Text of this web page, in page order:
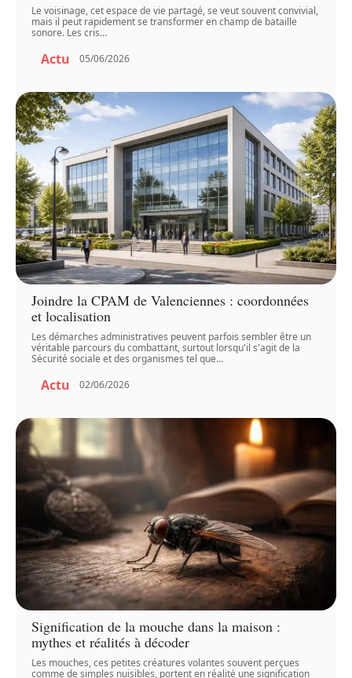
Le voisinage, cet espace de vie partagé, se veut souvent convivial,
mais il peut rapidement se transformer en champ de bataille
sonore. Les cris…
Actu 05/06/2026
Joindre la CPAM de Valenciennes : coordonnées
et localisation
Les démarches administratives peuvent parfois sembler être un
véritable parcours du combattant, surtout lorsqu'il s'agit de la
Sécurité sociale et des organismes tel que…
Actu 02/06/2026
Signification de la mouche dans la maison :
mythes et réalités à décoder
Les mouches, ces petites créatures volantes souvent perçues
comme de simples nuisibles, portent en réalité une signification